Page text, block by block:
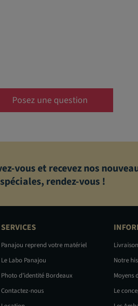
Posez une question
vous et recevez nos
rendez-vous !
SERVICES
Panajou reprend votre matériel
Le Labo Panajou
Photo d’identité Bordeaux
Contactez-nous
Livraison
Notre
Moyens
Le